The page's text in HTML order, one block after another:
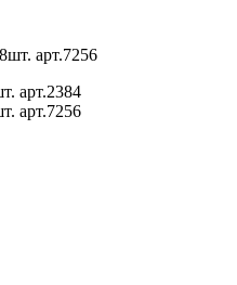
арт.7256
арт.2384
арт.7256